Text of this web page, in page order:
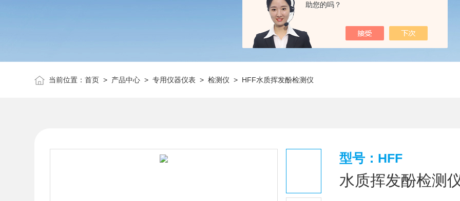
助您的吗？
当前位置：首页 > 产品中心 >专用仪器仪表 >检测仪 > HFF水质挥发酚检测仪
型号：HFF
水质挥发酚检测